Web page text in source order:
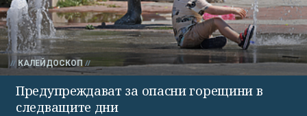
КАЛЕЙДОСКОП
Предупреждават за опасни горещини в
следващите дни